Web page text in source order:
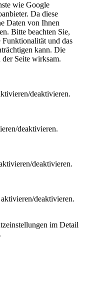
wie Google
Da diese
Daten von Ihnen
Bitte beachten Sie,
Funktionalität und das
kann. Die
Seite wirksam.
deaktivieren.
deaktivieren.
deaktivieren.
deaktivieren.
im Detail